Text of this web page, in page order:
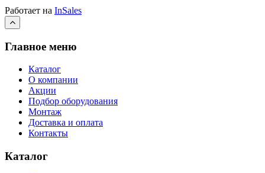
Работает на InSales
Главное меню
Каталог
О компании
Акции
Подбор оборудования
Монтаж
Доставка и оплата
Контакты
Каталог